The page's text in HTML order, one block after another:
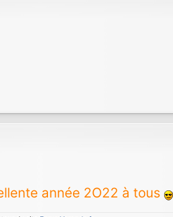
année 2O22 à tous